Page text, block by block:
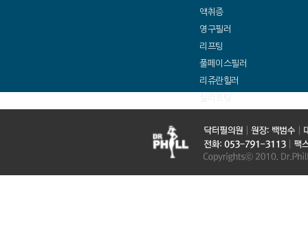
액취증
영구필러
리프팅
풀페이스필러
리쥬란힐러